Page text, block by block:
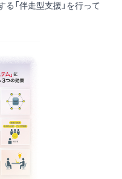
「伴走型支援」を行って